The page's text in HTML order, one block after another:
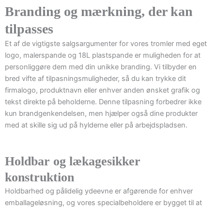
Branding og mærkning, der kan
tilpasses
Et af de vigtigste salgsargumenter for vores tromler med eget
logo, malerspande og 18L plastspande er muligheden for at
personliggøre dem med din unikke branding. Vi tilbyder en
bred vifte af tilpasningsmuligheder, så du kan trykke dit
firmalogo, produktnavn eller enhver anden ønsket grafik og
tekst direkte på beholderne. Denne tilpasning forbedrer ikke
kun brandgenkendelsen, men hjælper også dine produkter
med at skille sig ud på hylderne eller på arbejdspladsen.
Holdbar og lækagesikker
konstruktion
Holdbarhed og pålidelig ydeevne er afgørende for enhver
emballageløsning, og vores specialbeholdere er bygget til at